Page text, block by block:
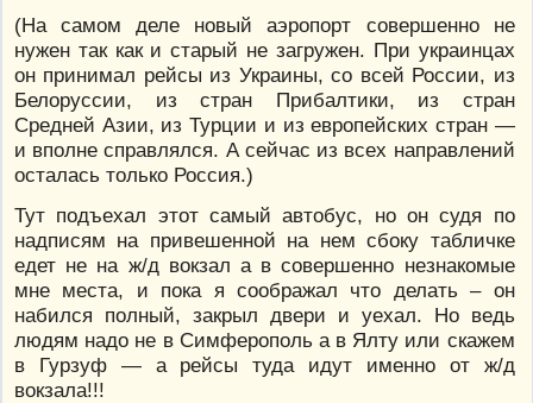
(На самом деле новый аэропорт совершенно не
нужен так как и старый не загружен. При украинцах
он принимал рейсы из Украины, со всей России, из
Белоруссии, из стран Прибалтики, из стран
Средней Азии, из Турции и из европейских стран —
и вполне справлялся. А сейчас из всех направлений
осталась только Россия.)
Тут подъехал этот самый автобус, но он судя по
надписям на привешенной на нем сбоку табличке
едет не на ж/д вокзал а в совершенно незнакомые
мне места, и пока я соображал что делать – он
набился полный, закрыл двери и уехал. Но ведь
людям надо не в Симферополь а в Ялту или скажем
в Гурзуф — а рейсы туда идут именно от ж/д
вокзала!!!